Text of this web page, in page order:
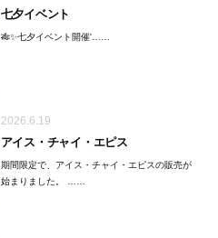
七夕イベント
🎋✨七夕イベント開催'……
2026.6.19
アイス・チャイ・エピス
期間限定で、アイス・チャイ・エピスの販売が
始まりました。 ……